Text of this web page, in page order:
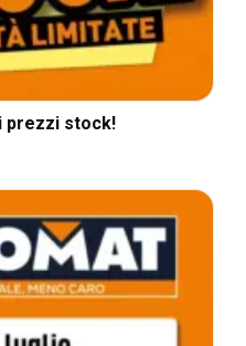
prezzi stock!